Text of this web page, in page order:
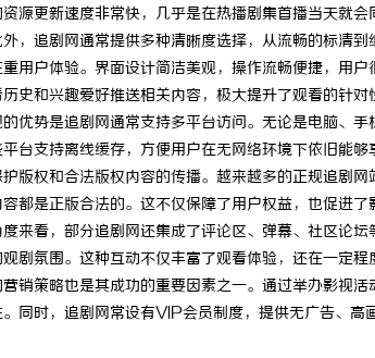
源更新速度非常快，几乎是在热播剧集首播当天就
，追剧网通常提供多种清晰度选择，从流畅的标清
用户体验。界面设计简洁美观，操作流畅便捷，用
史和兴趣爱好推送相关内容，极大提升了观看的针对
优势是追剧网通常支持多平台访问。无论是电脑、
台支持离线缓存，方便用户在无网络环境下依旧能够
版权和合法版权内容的传播。越来越多的正规追剧
都是正版合法的。这不仅保障了用户权益，也促进了
来看，部分追剧网还集成了评论区、弹幕、社区论
剧氛围。这种互动不仅丰富了观看体验，还在一定程
销策略也是其成功的重要因素之一。通过举办影视
。同时，追剧网常设有VIP会员制度，提供无广告、